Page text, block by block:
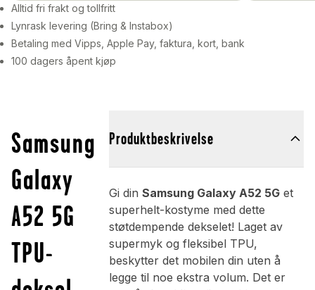
Alltid fri frakt og tollfritt
Lynrask levering (Bring & Instabox)
Betaling med Vipps, Apple Pay, faktura, kort, bank
100 dagers åpent kjøp
Samsung
Galaxy
A52 5G
TPU-
Produktbeskrivelse
Gi din Samsung Galaxy A52 5Get
superhelt-kostyme med dette
støtdempende dekselet! Laget av
supermyk og fleksibel TPU,
beskytter det mobilen din uten å
legge til noe ekstra volum. Det er